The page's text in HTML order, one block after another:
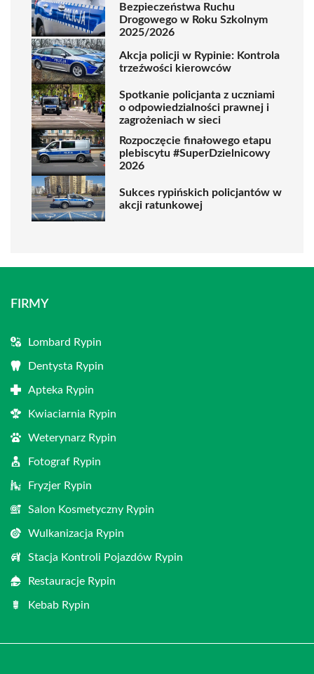
Bezpieczeństwa Ruchu
Drogowego w Roku Szkolnym
2025/2026
Akcja policji w Rypinie: Kontrola
trzeźwości kierowców
Spotkanie policjanta z uczniami
o odpowiedzialności prawnej i
zagrożeniach w sieci
Rozpoczęcie finałowego etapu
plebiscytu #SuperDzielnicowy
2026
Sukces rypińskich policjantów w
akcji ratunkowej
FIRMY
Lombard Rypin
Dentysta Rypin
Apteka Rypin
Kwiaciarnia Rypin
Weterynarz Rypin
Fotograf Rypin
Fryzjer Rypin
Salon Kosmetyczny Rypin
Wulkanizacja Rypin
Stacja Kontroli Pojazdów Rypin
Restauracje Rypin
Kebab Rypin